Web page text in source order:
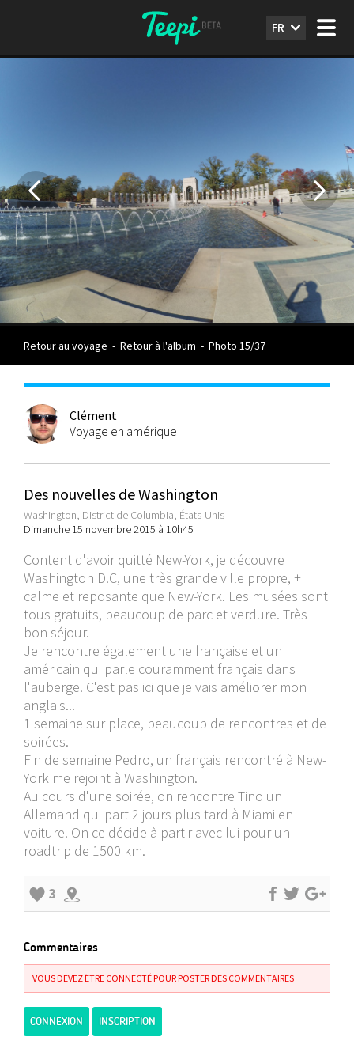
FR
Retour au voyage - Retour à l'album - Photo 15/37
Clément
Voyage en amérique
Des nouvelles de Washington
Washington, District de Columbia, États-Unis
Dimanche 15 novembre 2015 à 10h45
Content d'avoir quitté New-York, je découvre
Washington D.C, une très grande ville propre, +
calme et reposante que New-York. Les musées sont
tous gratuits, beaucoup de parc et verdure. Très
bon séjour.
Je rencontre également une française et un
américain qui parle couramment français dans
l'auberge. C'est pas ici que je vais améliorer mon
anglais...
1 semaine sur place, beaucoup de rencontres et de
soirées.
Fin de semaine Pedro, un français rencontré à New-
York me rejoint à Washington.
Au cours d'une soirée, on rencontre Tino un
Allemand qui part 2 jours plus tard à Miami en
voiture. On ce décide à partir avec lui pour un
roadtrip de 1500 km.
3
Commentaires
VOUS DEVEZ ÊTRE CONNECTÉ POUR POSTER DES COMMENTAIRES
CONNEXION INSCRIPTION